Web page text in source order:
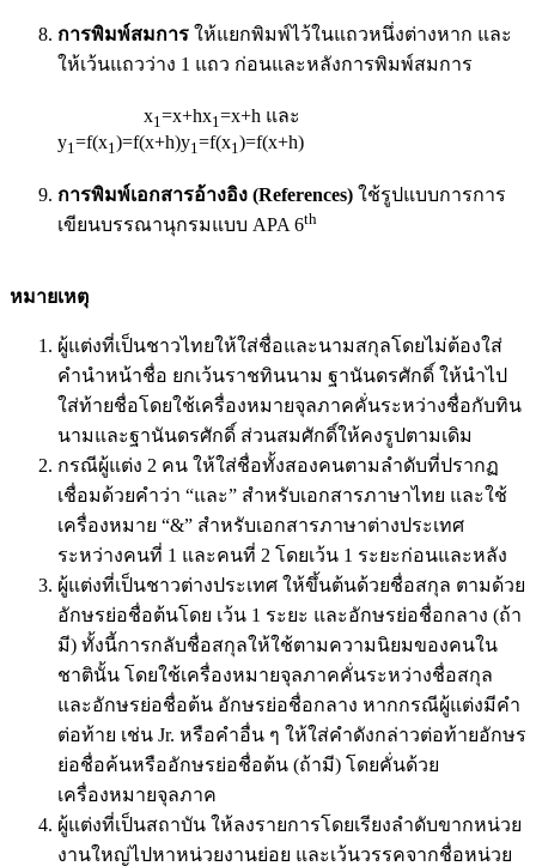
การพิมพ์สมการ ให้แยกพิมพ์ไว้ในแถวหนึ่งต่างหาก และ
ให้เว้นแถวว่าง 1 แถว ก่อนและหลังการพิมพ์สมการ
x1=x+hx1=x+h และ
y1=f(x1)=f(x+h)y1=f(x1)=f(x+h)
การพิมพ์เอกสารอ้างอิง (References) ใช้รูปแบบการการ
เขียนบรรณานุกรมแบบ APA 6th
หมายเหตุ
ผู้แต่งที่เป็นชาวไทยให้ใส่ชื่อและนามสกุลโดยไม่ต้องใส่
คำนำหน้าชื่อ ยกเว้นราชทินนาม ฐานันดรศักดิ์ ให้นำไป
ใส่ท้ายชื่อโดยใช้เครื่องหมายจุลภาคคั่นระหว่างชื่อกับทิน
นามและฐานันดรศักดิ์ ส่วนสมศักดิ์ให้คงรูปตามเดิม
กรณีผู้แต่ง 2 คน ให้ใส่ชื่อทั้งสองคนตามลำดับที่ปรากฏ
เชื่อมด้วยคำว่า “และ” สำหรับเอกสารภาษาไทย และใช้
เครื่องหมาย “&” สำหรับเอกสารภาษาต่างประเทศ
ระหว่างคนที่ 1 และคนที่ 2 โดยเว้น 1 ระยะก่อนและหลัง
ผู้แต่งที่เป็นชาวต่างประเทศ ให้ขึ้นต้นด้วยชื่อสกุล ตามด้วย
อักษรย่อชื่อต้นโดย เว้น 1 ระยะ และอักษรย่อชื่อกลาง (ถ้า
มี) ทั้งนี้การกลับชื่อสกุลให้ใช้ตามความนิยมของคนใน
ชาตินั้น โดยใช้เครื่องหมายจุลภาคคั่นระหว่างชื่อสกุล
และอักษรย่อชื่อต้น อักษรย่อชื่อกลาง หากกรณีผู้แต่งมีคำ
ต่อท้าย เช่น Jr. หรือคำอื่น ๆ ให้ใส่คำดังกล่าวต่อท้ายอักษร
ย่อชื่อค้นหรืออักษรย่อชื่อต้น (ถ้ามี) โดยคั่นด้วย
เครื่องหมายจุลภาค
ผู้แต่งที่เป็นสถาบัน ให้ลงรายการโดยเรียงลำดับขากหน่วย
งานใหญ่ไปหาหน่วยงานย่อย และเว้นวรรคจากชื่อหน่วย